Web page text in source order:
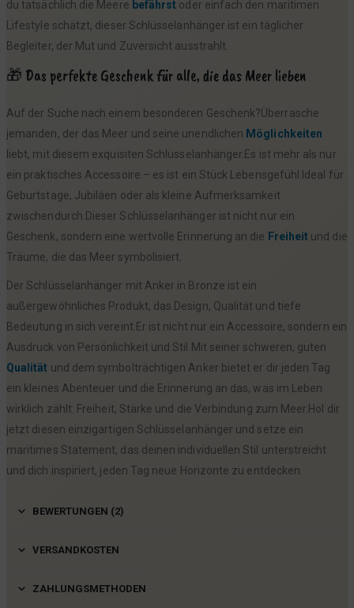
du tatsächlich die Meere befährst oder einfach den maritimen
Lifestyle schätzt, dieser Schlüsselanhänger ist ein täglicher
Begleiter, der Mut und Zuversicht ausstrahlt.
🎁 Das perfekte Geschenk für alle, die das Meer lieben
Auf der Suche nach einem besonderen Geschenk?Überrasche
jemanden, der das Meer und seine unendlichen Möglichkeiten
liebt, mit diesem exquisiten Schlüsselanhänger.Es ist mehr als nur
ein praktisches Accessoire – es ist ein Stück Lebensgefühl.Ideal für
Geburtstage, Jubiläen oder als kleine Aufmerksamkeit
zwischendurch.Dieser Schlüsselanhänger ist nicht nur ein
Geschenk, sondern eine wertvolle Erinnerung an die Freiheit und die
Träume, die das Meer symbolisiert.
Der Schlüsselanhänger mit Anker in Bronze ist ein
außergewöhnliches Produkt, das Design, Qualität und tiefe
Bedeutung in sich vereint.Er ist nicht nur ein Accessoire, sondern ein
Ausdruck von Persönlichkeit und Stil.Mit seiner schweren, guten
Qualität und dem symbolträchtigen Anker bietet er dir jeden Tag
ein kleines Abenteuer und die Erinnerung an das, was im Leben
wirklich zählt: Freiheit, Stärke und die Verbindung zum Meer.Hol dir
jetzt diesen einzigartigen Schlüsselanhänger und setze ein
maritimes Statement, das deinen individuellen Stil unterstreicht
und dich inspiriert, jeden Tag neue Horizonte zu entdecken.
BEWERTUNGEN (2)
VERSANDKOSTEN
ZAHLUNGSMETHODEN